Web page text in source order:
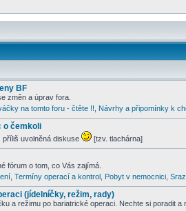
BF
změn a úprav fora.
na tomto foru - čtěte !! Návrhy a připomínky k
o čemkoli
příliš uvolněná diskuse [tzv. tlachárna]
fórum o tom, co Vás zajímá.
Termíny operací a kontrol Pobyt v nemocnici
(jídelníčky, režim, rady)
a režimu po bariatrické operaci. Nechte si poradit